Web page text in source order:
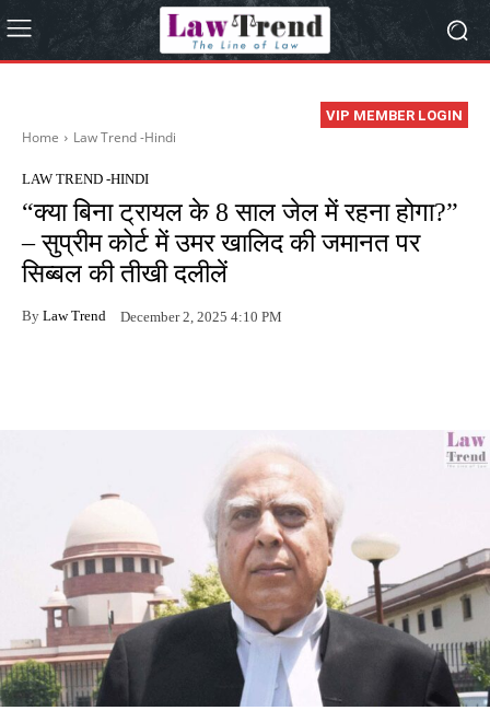
VIP MEMBER LOGIN
Home Law Trend -Hindi
LAW TREND -HINDI
“क्या बिना ट्रायल के 8 साल जेल में रहना होगा?”
– सुप्रीम कोर्ट में उमर खालिद की जमानत पर
सिब्बल की तीखी दलीलें
By Law Trend December 2, 2025 4:10 PM